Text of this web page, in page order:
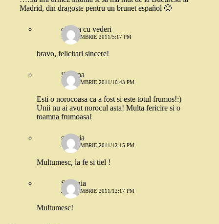
Madrid, din dragoste pentru un brunet español 🙂
cineva cu vederi
1 OCTOMBRIE 2011/5:17 PM
bravo, felicitari sincere!
Simona
1 OCTOMBRIE 2011/10:43 PM
Esti o norocoasa ca a fost si este totul frumos!:)
Unii nu ai avut norocul asta! Multa fericire si o
toamna frumoasa!
stefania
2 OCTOMBRIE 2011/12:15 PM
Multumesc, la fe si tiel !
Stefania
2 OCTOMBRIE 2011/12:17 PM
Multumesc!